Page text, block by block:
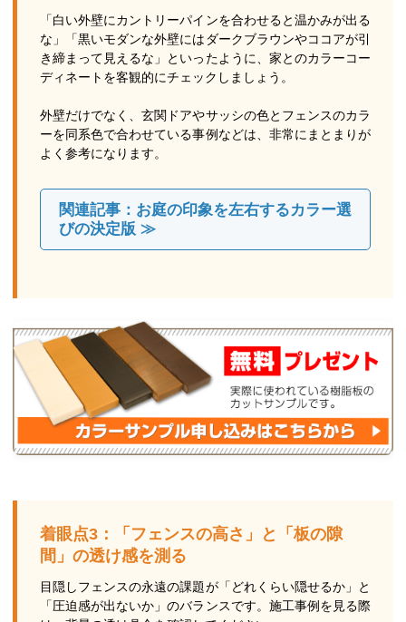
「白い外壁にカントリーパインを合わせると温かみが出る
な」「黒いモダンな外壁にはダークブラウンやココアが引
き締まって見えるな」といったように、家とのカラーコー
ディネートを客観的にチェックしましょう。
外壁だけでなく、玄関ドアやサッシの色とフェンスのカラ
ーを同系色で合わせている事例などは、非常にまとまりが
よく参考になります。
関連記事：お庭の印象を左右するカラー選
びの決定版 ≫
着眼点3：「フェンスの高さ」と「板の隙
間」の透け感を測る
目隠しフェンスの永遠の課題が「どれくらい隠せるか」と
「圧迫感が出ないか」のバランスです。施工事例を見る際